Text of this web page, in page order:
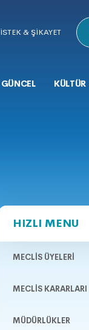
İSTEK & ŞİKAYET
GÜNCEL
HIZLI MENU
MECLIS ÜYELERI
MECLIS KARARLARI
MÜDÜRLÜKLER